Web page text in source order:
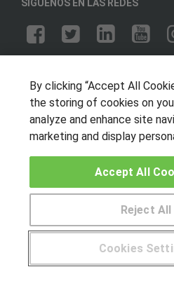
SÍGUENOS EN LAS REDES
Muro de los idiomas
Hablemos de empleo
Locos por las becas
CENTROS DE FORMACIÓN
USUARIOS
Aviso legal
¿Tienes
By clicking “Accept All
the storing of cookies on
analyze and enhance site
marketing and display
Cookies
Reject All
Accept All